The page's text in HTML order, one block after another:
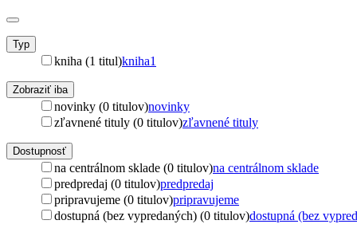
Typ
kniha (1 titul)kniha1
Zobraziť iba
novinky (0 titulov)novinky
zľavnené tituly (0 titulov)zľavnené tituly
Dostupnosť
na centrálnom sklade (0 titulov)na centrálnom sklade
predpredaj (0 titulov)predpredaj
pripravujeme (0 titulov)pripravujeme
dostupná (bez vypredaných) (0 titulov)dostupná (bez